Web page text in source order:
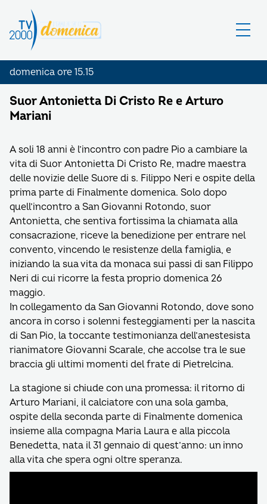
domenica ore 15.15
Suor Antonietta Di Cristo Re e Arturo
Mariani
A soli 18 anni è l’incontro con padre Pio a cambiare la
vita di Suor Antonietta Di Cristo Re, madre maestra
delle novizie delle Suore di s. Filippo Neri e ospite della
prima parte di Finalmente domenica. Solo dopo
quell’incontro a San Giovanni Rotondo, suor
Antonietta, che sentiva fortissima la chiamata alla
consacrazione, riceve la benedizione per entrare nel
convento, vincendo le resistenze della famiglia, e
iniziando la sua vita da monaca sui passi di san Filippo
Neri di cui ricorre la festa proprio domenica 26
maggio.
In collegamento da San Giovanni Rotondo, dove sono
ancora in corso i solenni festeggiamenti per la nascita
di San Pio, la toccante testimonianza dell’anestesista
rianimatore Giovanni Scarale, che accolse tra le sue
braccia gli ultimi momenti del frate di Pietrelcina.
La stagione si chiude con una promessa: il ritorno di
Arturo Mariani, il calciatore con una sola gamba,
ospite della seconda parte di Finalmente domenica
insieme alla compagna Maria Laura e alla piccola
Benedetta, nata il 31 gennaio di quest’anno: un inno
alla vita che spera ogni oltre speranza.